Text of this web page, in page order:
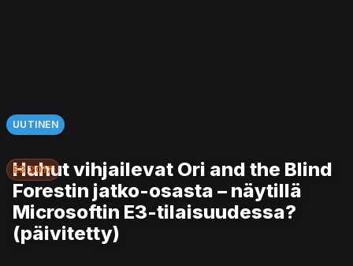
UUTINEN
E3 2017
Huhut vihjailevat Ori and the Blind
Forestin jatko-osasta – näytillä
Microsoftin E3-tilaisuudessa?
(päivitetty)